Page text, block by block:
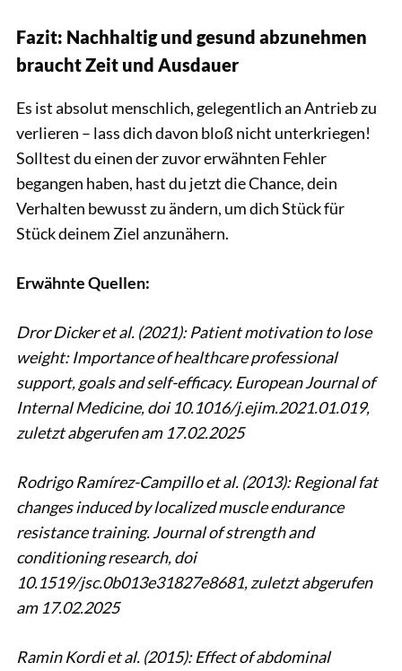
Fazit: Nachhaltig und gesund abzunehmen
braucht Zeit und Ausdauer
Es ist absolut menschlich, gelegentlich an Antrieb zu
verlieren – lass dich davon bloß nicht unterkriegen!
Solltest du einen der zuvor erwähnten Fehler
begangen haben, hast du jetzt die Chance, dein
Verhalten bewusst zu ändern, um dich Stück für
Stück deinem Ziel anzunähern.
Erwähnte Quellen:
Dror Dicker et al. (2021): Patient motivation to lose
weight: Importance of healthcare professional
support, goals and self-efficacy. European Journal of
Internal Medicine, doi 10.1016/j.ejim.2021.01.019,
zuletzt abgerufen am 17.02.2025
Rodrigo Ramírez-Campillo et al. (2013): Regional fat
changes induced by localized muscle endurance
resistance training. Journal of strength and
conditioning research, doi
10.1519/jsc.0b013e31827e8681,zuletzt abgerufen
am 17.02.2025
Ramin Kordi et al. (2015): Effect of abdominal